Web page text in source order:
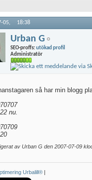
05, 18:38
Urban G
SEO-proffs:utökad profil
Administratör
så har min blogg
nu.
av Urban G den 2007-07-09
Urbalill® |